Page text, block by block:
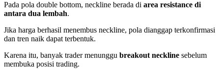
Pada pola double bottom, neckline berada di area resistance di
antara dua lembah.
Jika harga berhasil menembus neckline, pola dianggap terkonfirmasi
dan tren naik dapat terbentuk.
Karena itu, banyak trader menunggu breakout neckline sebelum
membuka posisi trading.